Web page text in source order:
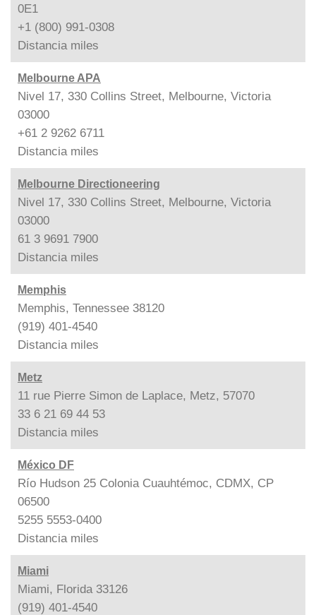
0E1
+1 (800) 991-0308
Distancia miles
Melbourne APA
Nivel 17, 330 Collins Street, Melbourne, Victoria
03000
+61 2 9262 6711
Distancia miles
Melbourne Directioneering
Nivel 17, 330 Collins Street, Melbourne, Victoria
03000
61 3 9691 7900
Distancia miles
Memphis
Memphis, Tennessee 38120
(919) 401-4540
Distancia miles
Metz
11 rue Pierre Simon de Laplace, Metz, 57070
33 6 21 69 44 53
Distancia miles
México DF
Río Hudson 25 Colonia Cuauhtémoc, CDMX, CP
06500
5255 5553-0400
Distancia miles
Miami
Miami, Florida 33126
(919) 401-4540